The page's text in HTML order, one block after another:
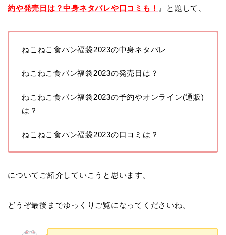
約や発売日は？中身ネタバレや口コミも！ 』と題して、
ねこねこ食パン福袋2023の中身ネタバレ
ねこねこ食パン福袋2023の発売日は？
ねこねこ食パン福袋2023の予約やオンライン(通販)
は？
ねこねこ食パン福袋2023の口コミは？
についてご紹介していこうと思います。
どうぞ最後までゆっくりご覧になってくださいね。